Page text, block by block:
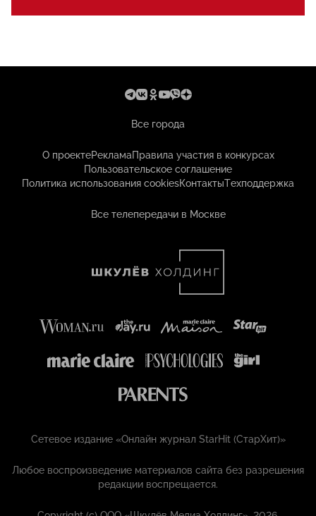
Все города
О проектеРекламаПравила участия в конкурсах
Пользовательское соглашение
Политика использования cookiesКонтактыТехподдержка
Все телепередачи в Москве
Сетевое издание «Онлайн журнал StarHit (СтарХит)»
Любое воспроизведение материалов сайта без разрешения
редакции воспрещается.